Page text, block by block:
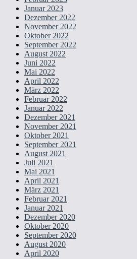
Januar 2023
Dezember 2022
November 2022
Oktober 2022
September 2022
August 2022
Juni 2022
Mai 2022
April 2022
März 2022
Februar 2022
Januar 2022
Dezember 2021
November 2021
Oktober 2021
September 2021
August 2021
Juli 2021
Mai 2021
April 2021
März 2021
Februar 2021
Januar 2021
Dezember 2020
Oktober 2020
September 2020
August 2020
April 2020